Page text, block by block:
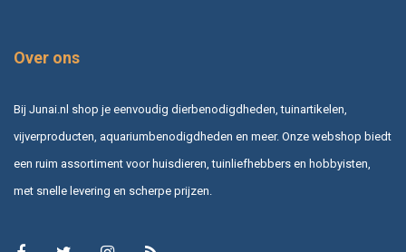
Over ons
Bij Junai.nl shop je eenvoudig dierbenodigdheden, tuinartikelen,
vijverproducten, aquariumbenodigdheden en meer. Onze webshop biedt
een ruim assortiment voor huisdieren, tuinliefhebbers en hobbyisten,
met snelle levering en scherpe prijzen.